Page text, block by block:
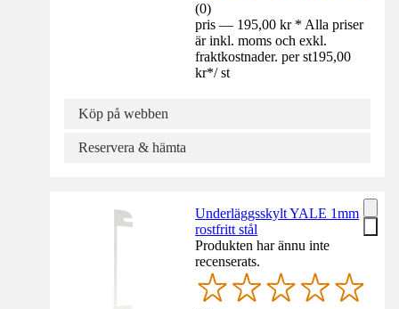
(0)
pris — 195,00 kr * Alla priser
är inkl. moms och exkl.
fraktkostnader. per st195,00
kr*/ st
Köp på webben
Reservera & hämta
Underläggsskylt YALE 1mm
rostfritt stål
Produkten har ännu inte
recenserats.